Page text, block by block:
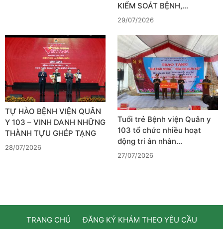
KIỂM SOÁT BỆNH,…
29/07/2026
TỰ HÀO BỆNH VIỆN QUÂN
Y 103 – VINH DANH NHỮNG
THÀNH TỰU GHÉP TẠNG
28/07/2026
Tuổi trẻ Bệnh viện Quân y
103 tổ chức nhiều hoạt
động tri ân nhân…
27/07/2026
TRANG CHỦ ĐĂNG KÝ KHÁM THEO YÊU CẦU